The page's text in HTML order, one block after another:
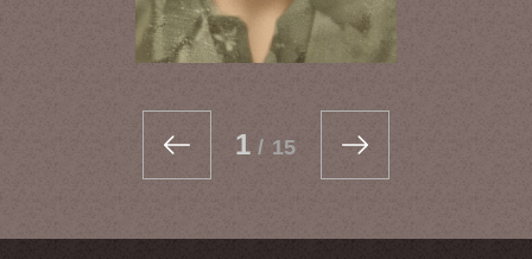
1 / 15